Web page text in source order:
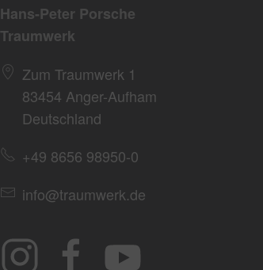
Hans-Peter Porsche
Traumwerk
Zum Traumwerk 1
83454 Anger-Aufham
Deutschland
+49 8656 98950-0
info@traumwerk.de